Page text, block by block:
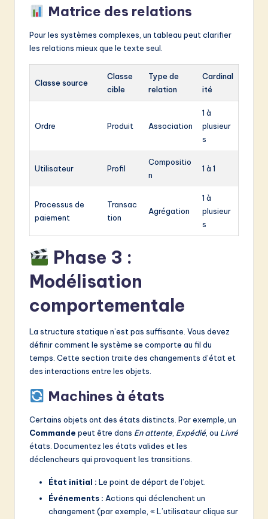
Matrice des relations
Pour les systèmes complexes, un tableau peut clarifier
les relations mieux que le texte seul.
Classe source
Classe
cible
Type de
relation
Cardinal
ité
Ordre Produit Association
1 à
plusieur
s
Utilisateur Profil
Compositio
n
1 à 1
Processus de
paiement
Transac
tion
Agrégation
1 à
plusieur
s
Phase 3 :
Modélisation
comportementale
La structure statique n’est pas suffisante. Vous devez
définir comment le système se comporte au fil du
temps. Cette section traite des changements d’état et
des interactions entre les objets.
Machines à états
Certains objets ont des états distincts. Par exemple, un
Commande peut être dans En attente, Expédié, ou Livré
états. Documentez les états valides et les
déclencheurs qui provoquent les transitions.
État initial : Le point de départ de l’objet.
Événements : Actions qui déclenchent un
changement (par exemple, « L’utilisateur clique sur